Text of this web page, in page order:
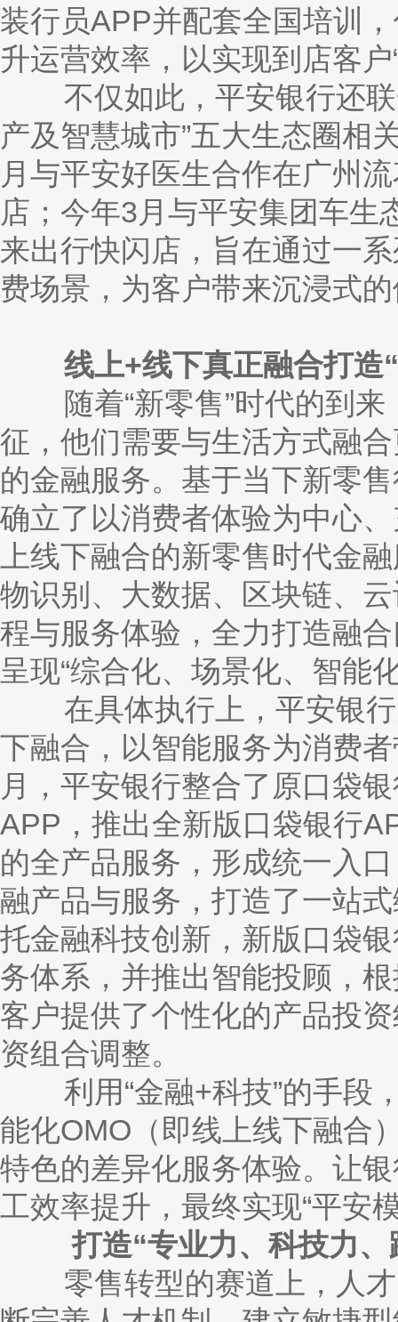
装行员APP并配套全国培训
升运营效率，以实现到店客户
不仅如此，平安银行还联
产及智慧城市”五大生态圈相
月 与平安好医生合作在广州
店；今年3月与平安集团车生
来出行快闪店，旨在通过一
费场景，为客户带来沉浸式
线上+线下真正融合打造
随着“新零售”时代的到来
征，他们需要与生活方式融
的金融服务。基于当下新零
确立了以消费者体验为中心
上线下融合的新零售时代金
物识别、大数据、区块链、
程与服务体验，全力打造融
呈现“综合化、场景化、智能
在具体执行上，平安银行
下融合，以智能服务为消费
月，平安银行整合了原口袋
APP，推出全新版口袋银行
的全产品服务，形成统一入
融产品与服务，打造了一站
托金融科技创新，新版口袋
务体系，并推出智能投顾，
客户提供了个性化的产品投
资组合调整。
利用“金融+科技”的手段
能化OMO（即线上线下融合
特色的差异化服务体验。 让
工效率提升，最终实现“平安
打造“专业力、科技力、
零售转型的赛道上，人才